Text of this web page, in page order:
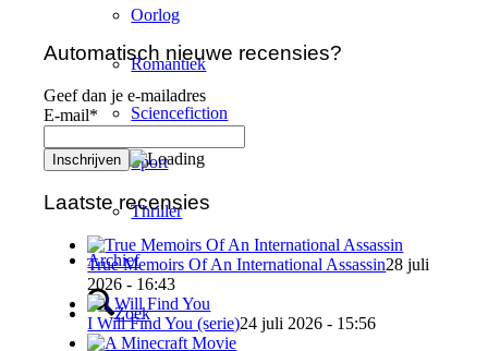
Oorlog
Romantiek
Sciencefiction
Sport
Thriller
Archief
Zoek
Automatisch nieuwe recensies?
Geef dan je e-mailadres
E-mail*
Laatste recensies
True Memoirs Of An International Assassin28 juli
2026 - 16:43
I Will Find You (serie)24 juli 2026 - 15:56